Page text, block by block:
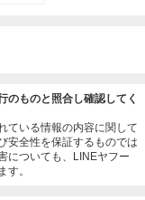
のものと照合し確認してく
ている情報の内容に関して
安全性を保証するものでは
についても、LINEヤフー
す。